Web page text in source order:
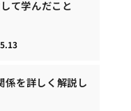
て学んだこと
係を詳しく解説し